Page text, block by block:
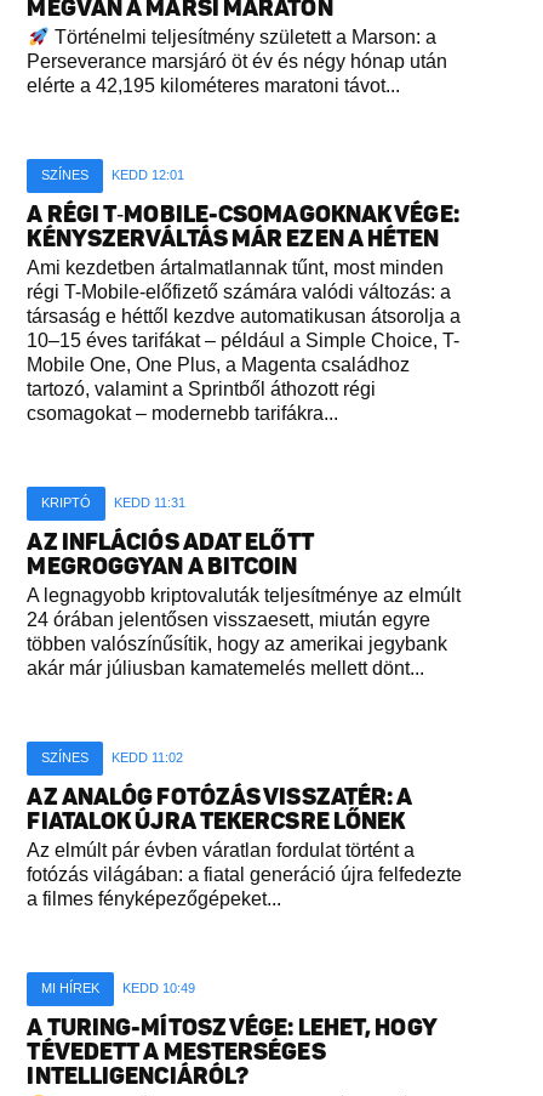
MEGVAN A MARSI MARATON
Történelmi teljesítmény született a Marson: a
Perseverance marsjáró öt év és négy hónap után
elérte a 42,195 kilométeres maratoni távot...
SZÍNES KEDD 12:01
A RÉGI T‑MOBILE-CSOMAGOKNAK VÉGE:
KÉNYSZERVÁLTÁS MÁR EZEN A HÉTEN
Ami kezdetben ártalmatlannak tűnt, most minden
régi T-Mobile-előfizető számára valódi változás: a
társaság e héttől kezdve automatikusan átsorolja a
10–15 éves tarifákat – például a Simple Choice, T-
Mobile One, One Plus, a Magenta családhoz
tartozó, valamint a Sprintből áthozott régi
csomagokat – modernebb tarifákra...
KRIPTÓ KEDD 11:31
AZ INFLÁCIÓS ADAT ELŐTT
MEGROGGYAN A BITCOIN
A legnagyobb kriptovaluták teljesítménye az elmúlt
24 órában jelentősen visszaesett, miután egyre
többen valószínűsítik, hogy az amerikai jegybank
akár már júliusban kamatemelés mellett dönt...
SZÍNES KEDD 11:02
AZ ANALÓG FOTÓZÁS VISSZATÉR: A
FIATALOK ÚJRA TEKERCSRE LŐNEK
Az elmúlt pár évben váratlan fordulat történt a
fotózás világában: a fiatal generáció újra felfedezte
a filmes fényképezőgépeket...
MI HÍREK KEDD 10:49
A TURING-MÍTOSZ VÉGE: LEHET, HOGY
TÉVEDETT A MESTERSÉGES
INTELLIGENCIÁRÓL?